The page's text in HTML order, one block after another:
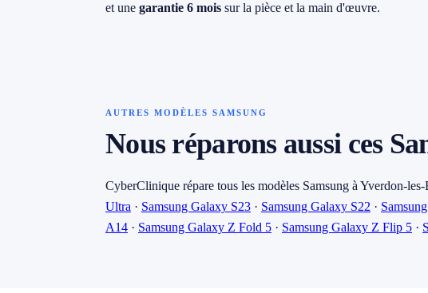
et une garantie 6 mois sur la pièce et la main d'œuvre.
AUTRES MODÈLES SAMSUNG
Nous réparons aussi ces
CyberClinique répare tous les modèles Samsung à Yverdon-
Ultra · Samsung Galaxy S23 · Samsung Galaxy S22 ·
A14 · Samsung Galaxy Z Fold 5 · Samsung Galaxy Z Flip 5 ·